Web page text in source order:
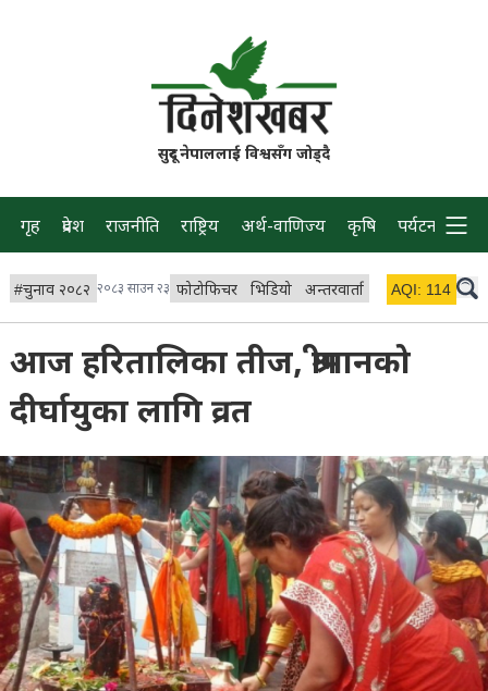
सुदूर नेपाललाई विश्वसँग जोड्दै
गृह प्रदेश राजनीति राष्ट्रिय अर्थ-वाणिज्य कृषि पर्यटन प्रवास
#चुनाव २०८२ २०८३ साउन २३ फोटोफिचर भिडियो अन्तरवार्ता विचार/ब्लग
AQI: 114
आज हरितालिका तीज, श्रीमानको
दीर्घायुका लागि व्रत